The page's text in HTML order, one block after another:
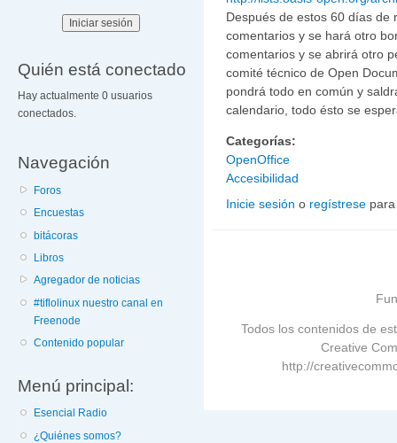
Quién está conectado
Hay actualmente 0 usuarios
conectados.
Navegación
Foros
Encuestas
bitácoras
Libros
Agregador de noticias
#tiflolinux nuestro canal en
Freenode
Contenido popular
Menú principal:
Esencial Radio
¿Quiénes somos?
Después de estos 60 días de
comentarios y se hará otro
comentarios y se abrirá otro
comité técnico de Open
pondrá todo en común y
calendario, todo ésto se
Categorías:
OpenOffice
Accesibilidad
Inicie sesión o regístrese
Todos los contenidos de
Creative
http://